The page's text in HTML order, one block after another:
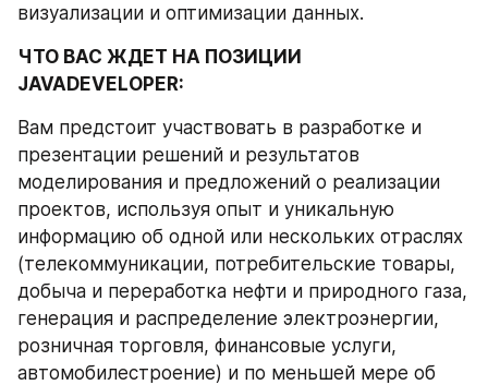
визуализации и оптимизации данных.
ЧТО ВАС ЖДЕТ НА ПОЗИЦИИ
JAVADEVELOPER:
Вам предстоит участвовать в разработке и
презентации решений и результатов
моделирования и предложений о реализации
проектов, используя опыт и уникальную
информацию об одной или нескольких отраслях
(телекоммуникации, потребительские товары,
добыча и переработка нефти и природного газа,
генерация и распределение электроэнергии,
розничная торговля, финансовые услуги,
автомобилестроение) и по меньшей мере об